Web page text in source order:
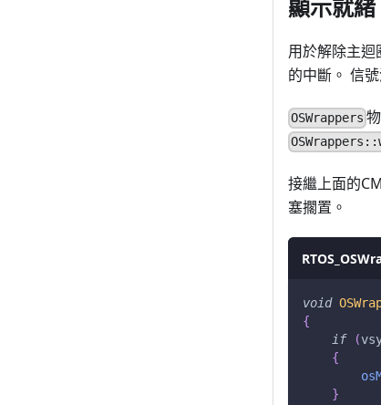
顯示就緒
用於解除主迴
的中斷。 信
OSWrappers
接繼上面的
塞擱置。
void
{
if
(
{
}